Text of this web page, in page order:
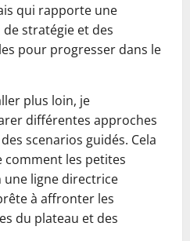
qui rapporte une
stratégie et des
pour progresser dans le
plus loin, je
différentes approches
scenarios guidés. Cela
les petites
une ligne directrice
à affronter les
du plateau et des